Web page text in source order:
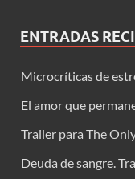
ENTRADAS
Microcríticas de
El amor que
Trailer para The
Deuda de sangre.